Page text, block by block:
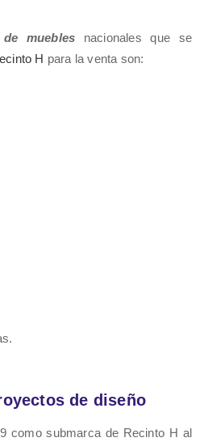
muebles nacionales que se
H para la venta son:
de diseño
como submarca de Recinto H al